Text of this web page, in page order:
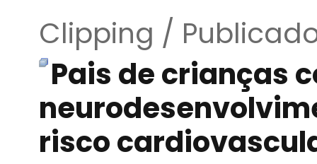
Clipping /
Pais de crianças
risco